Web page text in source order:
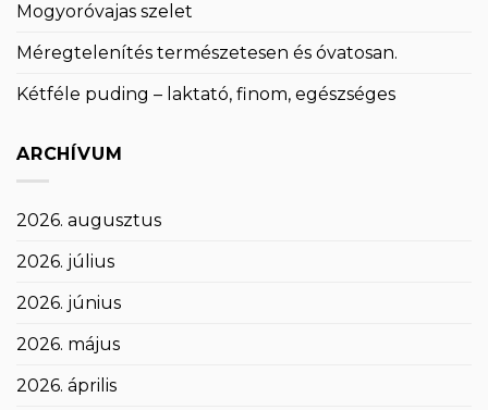
Mogyoróvajas szelet
Méregtelenítés természetesen és óvatosan.
Kétféle puding – laktató, finom, egészséges
ARCHÍVUM
2026. augusztus
2026. július
2026. június
2026. május
2026. április